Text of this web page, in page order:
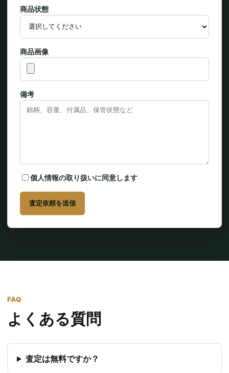
商品状態
商品画像
備考
個人情報の取り扱いに同意します
査定依頼を送信
FAQ
よくある質問
査定は無料ですか？